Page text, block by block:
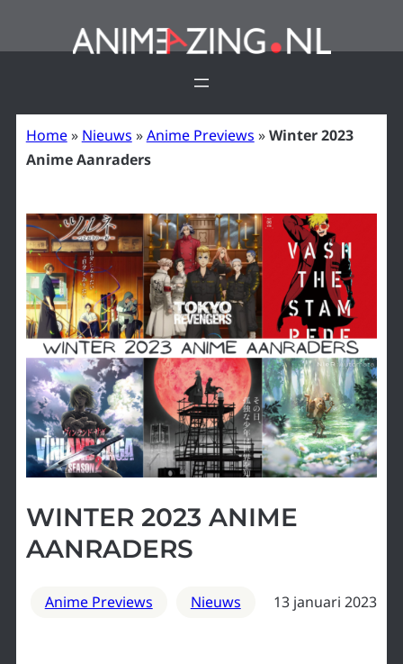
Home» Nieuws »Anime Previews »Winter 2023
Anime Aanraders
WINTER 2023 ANIME
AANRADERS
Anime Previews Nieuws 13 januari 2023